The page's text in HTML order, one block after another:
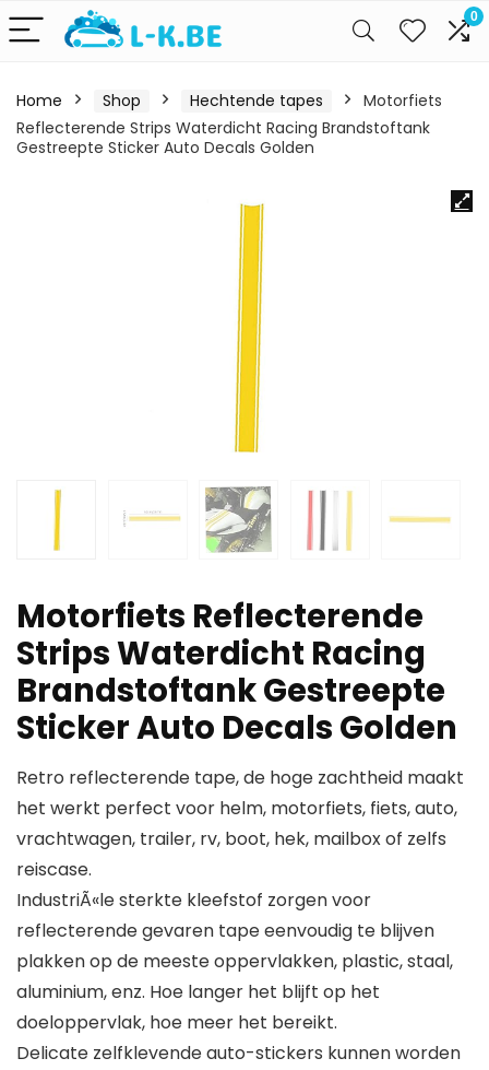
0
Home Shop Hechtende tapes
Motorfiets
Reflecterende Strips Waterdicht Racing Brandstoftank
Gestreepte Sticker Auto Decals Golden
Motorfiets Reflecterende
Strips Waterdicht Racing
Brandstoftank Gestreepte
Sticker Auto Decals Golden
Retro reflecterende tape, de hoge zachtheid maakt
het werkt perfect voor helm, motorfiets, fiets, auto,
vrachtwagen, trailer, rv, boot, hek, mailbox of zelfs
reiscase.
IndustriÃ«le sterkte kleefstof zorgen voor
reflecterende gevaren tape eenvoudig te blijven
plakken op de meeste oppervlakken, plastic, staal,
aluminium, enz. Hoe langer het blijft op het
doeloppervlak, hoe meer het bereikt.
Delicate zelfklevende auto-stickers kunnen worden